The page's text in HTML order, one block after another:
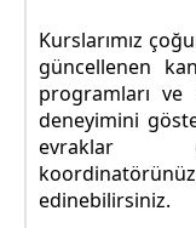
Kurslarımız
güncellenen
programları
deneyimini
evraklar
edinebilirsiniz.